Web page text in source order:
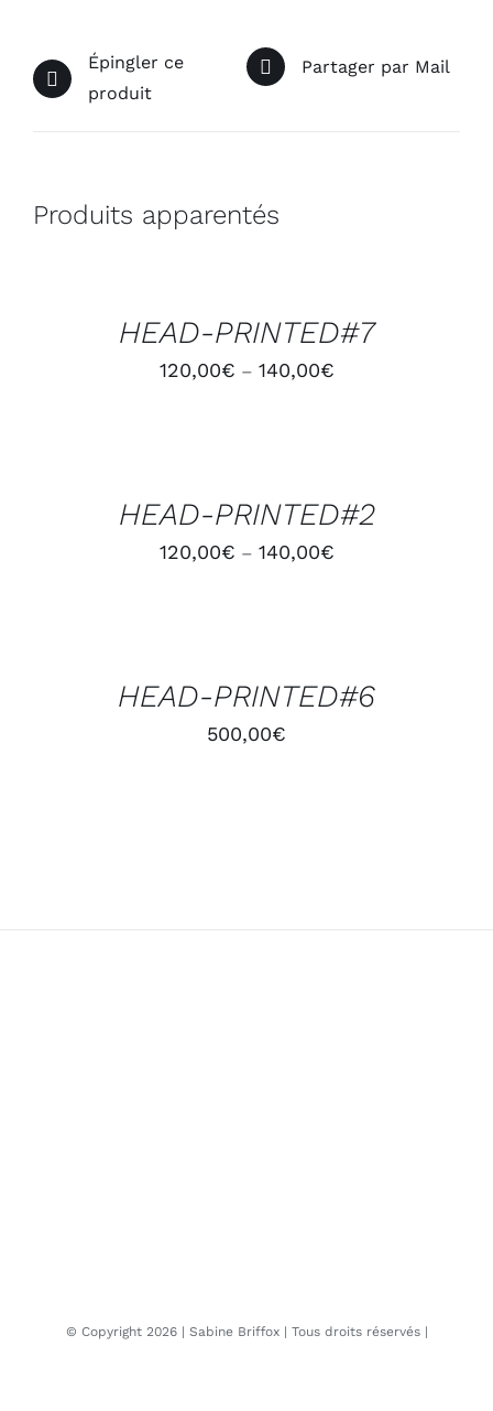
Épingler ce
produit
Partager par Mail
Produits apparentés
HEAD-PRINTED#7
120,00€ – 140,00€
HEAD-PRINTED#2
120,00€ – 140,00€
HEAD-PRINTED#6
500,00€
© Copyright 2026 | Sabine Briffox| Tous droits réservés |